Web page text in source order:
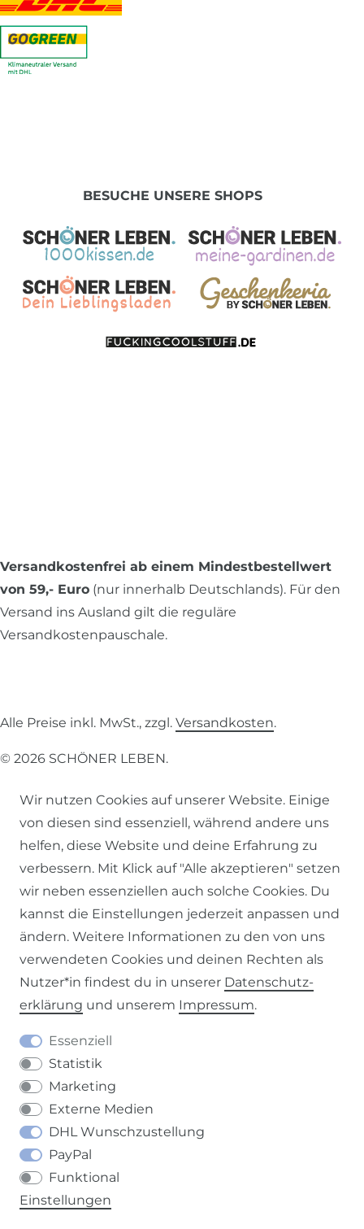
BESUCHE UNSERE SHOPS
Versandkostenfrei ab einem Mindestbestellwert
von 59,- Euro (nur innerhalb Deutschlands). Für den
Versand ins Ausland gilt die reguläre
Versandkostenpauschale.
Alle Preise inkl. MwSt., zzgl. Versandkosten.
© 2026 SCHÖNER LEBEN.
Impressum Daten­schutz­erklärung AGB
Barrierefreiheitserklärung Widerrufs­recht
Wir nutzen Cookies auf unserer Website. Einige
von diesen sind essenziell, während andere uns
helfen, diese Website und deine Erfahrung zu
verbessern. Mit Klick auf "Alle akzeptieren" setzen
wir neben essenziellen auch solche Cookies. Du
kannst die Einstellungen jederzeit anpassen und
ändern. Weitere Informationen zu den von uns
verwendeten Cookies und deinen Rechten als
Nutzer*in findest du in unserer Daten­schutz­
erklärung und unserem Impressum.
Essenziell
Statistik
Marketing
Externe Medien
DHL Wunschzustellung
PayPal
Funktional
Einstellungen